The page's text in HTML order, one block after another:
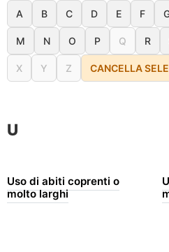
A B C D E F
M N O P Q R
X Y Z CANCELLA
U
Uso di abiti coprenti o
molto larghi